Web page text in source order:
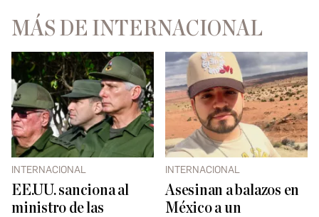
MÁS DE INTERNACIONAL
INTERNACIONAL
EE.UU. sanciona al
ministro de las
INTERNACIONAL
Asesinan a balazos en
México a un